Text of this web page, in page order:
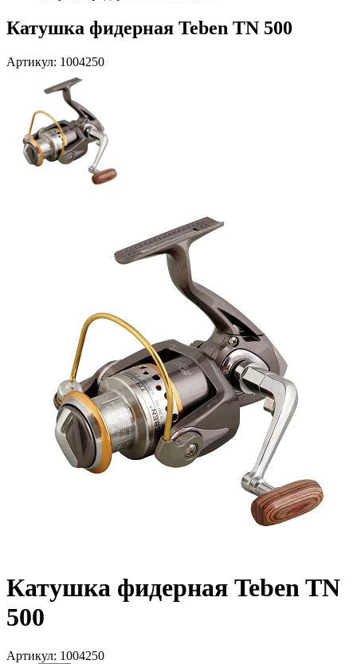
Катушка фидерная Teben TN 500
Артикул: 1004250
Катушка фидерная Teben TN
500
Артикул: 1004250